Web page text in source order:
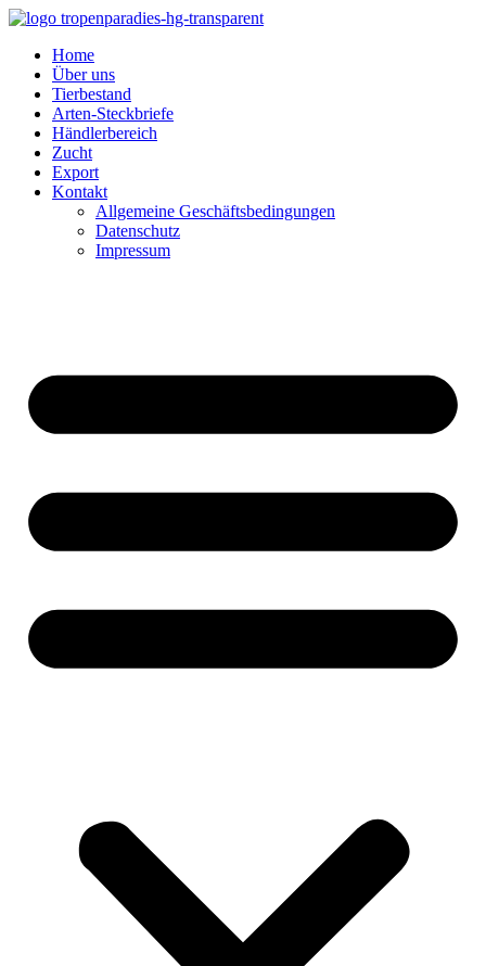
Home
Über uns
Tierbestand
Arten-Steckbriefe
Händlerbereich
Zucht
Export
Kontakt
Allgemeine Geschäftsbedingungen
Datenschutz
Impressum